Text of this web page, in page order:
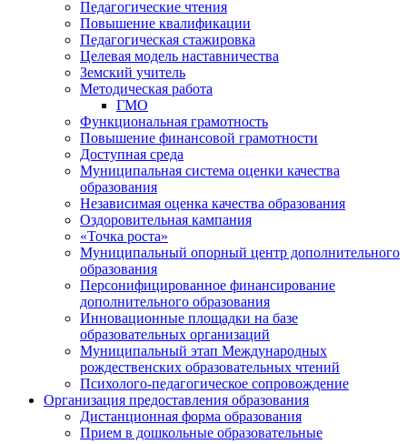
Педагогические чтения
Повышение квалификации
Педагогическая стажировка
Целевая модель наставничества
Земский учитель
Методическая работа
ГМО
Функциональная грамотность
Повышение финансовой грамотности
Доступная среда
Муниципальная система оценки качества
образования
Независимая оценка качества образования
Оздоровительная кампания
«Точка роста»
Муниципальный опорный центр дополнительного
образования
Персонифицированное финансирование
дополнительного образования
Инновационные площадки на базе
образовательных организаций
Муниципальный этап Международных
рождественских образовательных чтений
Психолого-педагогическое сопровождение
Организация предоставления образования
Дистанционная форма образования
Прием в дошкольные образовательные